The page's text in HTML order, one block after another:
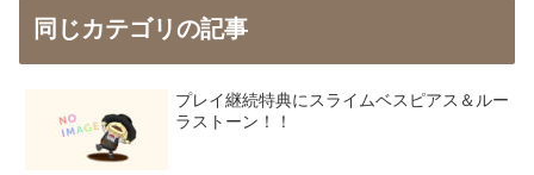
同じカテゴリの記事
プレイ継続特典にスライムベスピアス＆ルー
ラストーン！！